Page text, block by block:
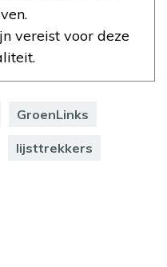
vereist voor deze
GroenLinks
lijsttrekkers